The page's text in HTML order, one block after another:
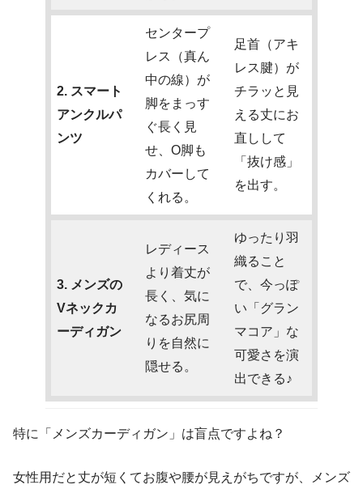
2. スマート
アンクルパ
ンツ
センタープ
レス（真ん
中の線）が
脚をまっす
ぐ長く見
せ、O脚も
カバーして
くれる。
足首（アキ
レス腱）が
チラッと見
える丈にお
直しして
「抜け感」
を出す。
3. メンズの
Vネックカ
ーディガン
レディース
より着丈が
長く、気に
なるお尻周
りを自然に
隠せる。
ゆったり羽
織ること
で、今っぽ
い「グラン
マコア」な
可愛さを演
出できる♪
特に「メンズカーディガン」は盲点ですよね？
女性用だと丈が短くてお腹や腰が見えがちですが、メンズ